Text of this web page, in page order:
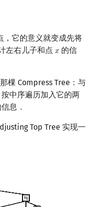
，它的意义就变成先将
左右儿子和点 𝑥
x 的信
棵 Compress Tree：与
中序遍历加入它的两
息．
Top Tree 实现一